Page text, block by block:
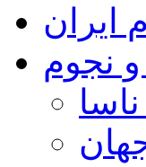
ایران
و نجوم
ناسا